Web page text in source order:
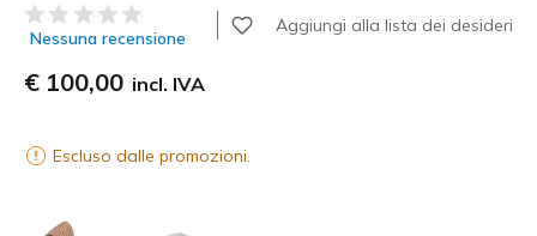
Valutazione cliente 4,4 su 5
Nessuna recensione
Aggiungi alla lista dei desideri
€ 100,00 incl. IVA
Escluso dalle promozioni.